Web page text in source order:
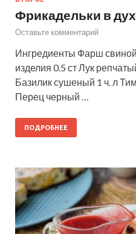
Фрикадельки в
Оставьте комментарий
Ингредиенты Фарш
изделия 0.5 ст Лук
Базилик сушеный 1 ч. л
Перец черный …
ПОДРОБНЕЕ